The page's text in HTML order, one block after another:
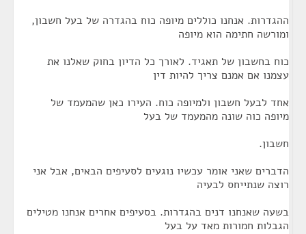
ההגדרות. אנחנו כוללים מיופה כוח בהגדרה של בעל חשבון,
ומורשה חתימה הוא מיופה
כוח בחשבון של תאגיד. לאורך כל הדיון בחוק שאלנו את
עצמנו אם אמנם צריך להיות דין
אחד לבעל חשבון ולמיופה כוח. העירו כאן שהמעמד של
מיופה כוה שונה מהמעמד של בעל
חשבון.
הדברים שאני אומר עכשיו נוגעים לסעיפים הבאים, אבל אני
רוצה שנתייחס לבעיה
בשעה שאנחנו דנים בהגדרות. בסעיפים אחרים אנחנו מטילים
הגבלות חמורות מאד על בעל